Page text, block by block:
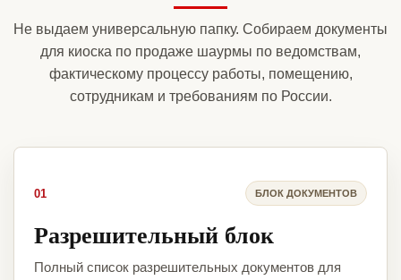
Не выдаем универсальную папку. Собираем документы
для киоска по продаже шаурмы по ведомствам,
фактическому процессу работы, помещению,
сотрудникам и требованиям по России.
01 БЛОК ДОКУМЕНТОВ
Разрешительный блок
Полный список разрешительных документов для